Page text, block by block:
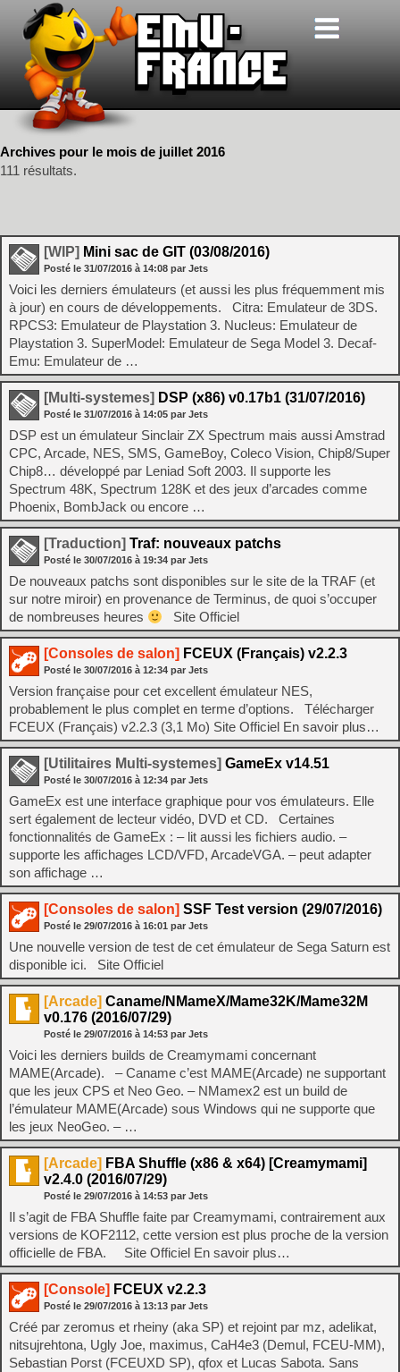
Archives pour le mois de juillet 2016
111 résultats.
[WIP] Mini sac de GIT (03/08/2016)
Posté le 31/07/2016 à 14:08 par Jets
Voici les derniers émulateurs (et aussi les plus fréquemment mis
à jour) en cours de développements. Citra: Emulateur de 3DS.
RPCS3: Emulateur de Playstation 3. Nucleus: Emulateur de
Playstation 3. SuperModel: Emulateur de Sega Model 3. Decaf-
Emu: Emulateur de …
[Multi-systemes] DSP (x86) v0.17b1 (31/07/2016)
Posté le 31/07/2016 à 14:05 par Jets
DSP est un émulateur Sinclair ZX Spectrum mais aussi Amstrad
CPC, Arcade, NES, SMS, GameBoy, Coleco Vision, Chip8/Super
Chip8… développé par Leniad Soft 2003. Il supporte les
Spectrum 48K, Spectrum 128K et des jeux d’arcades comme
Phoenix, BombJack ou encore …
[Traduction] Traf: nouveaux patchs
Posté le 30/07/2016 à 19:34 par Jets
De nouveaux patchs sont disponibles sur le site de la TRAF (et
sur notre miroir) en provenance de Terminus, de quoi s’occuper
de nombreuses heures
Site Officiel
[Consoles de salon] FCEUX (Français) v2.2.3
Posté le 30/07/2016 à 12:34 par Jets
Version française pour cet excellent émulateur NES,
probablement le plus complet en terme d’options. Télécharger
FCEUX (Français) v2.2.3 (3,1 Mo) Site Officiel En savoir plus…
[Utilitaires Multi-systemes] GameEx v14.51
Posté le 30/07/2016 à 12:34 par Jets
GameEx est une interface graphique pour vos émulateurs. Elle
sert également de lecteur vidéo, DVD et CD. Certaines
fonctionnalités de GameEx : – lit aussi les fichiers audio. –
supporte les affichages LCD/VFD, ArcadeVGA. – peut adapter
son affichage …
[Consoles de salon] SSF Test version (29/07/2016)
Posté le 29/07/2016 à 16:01 par Jets
Une nouvelle version de test de cet émulateur de Sega Saturn est
disponible ici. Site Officiel
[Arcade] Caname/NMameX/Mame32K/Mame32M
v0.176 (2016/07/29)
Posté le 29/07/2016 à 14:53 par Jets
Voici les derniers builds de Creamymami concernant
MAME(Arcade). – Caname c’est MAME(Arcade) ne supportant
que les jeux CPS et Neo Geo. – NMamex2 est un build de
l’émulateur MAME(Arcade) sous Windows qui ne supporte que
les jeux NeoGeo. – …
[Arcade] FBA Shuffle (x86 & x64) [Creamymami]
v2.4.0 (2016/07/29)
Posté le 29/07/2016 à 14:53 par Jets
Il s’agit de FBA Shuffle faite par Creamymami, contrairement aux
versions de KOF2112, cette version est plus proche de la version
officielle de FBA. Site Officiel En savoir plus…
[Console] FCEUX v2.2.3
Posté le 29/07/2016 à 13:13 par Jets
Créé par zeromus et rheiny (aka SP) et rejoint par mz, adelikat,
nitsujrehtona, Ugly Joe, maximus, CaH4e3 (Demul, FCEU-MM),
Sebastian Porst (FCEUXD SP), qfox et Lucas Sabota. Sans